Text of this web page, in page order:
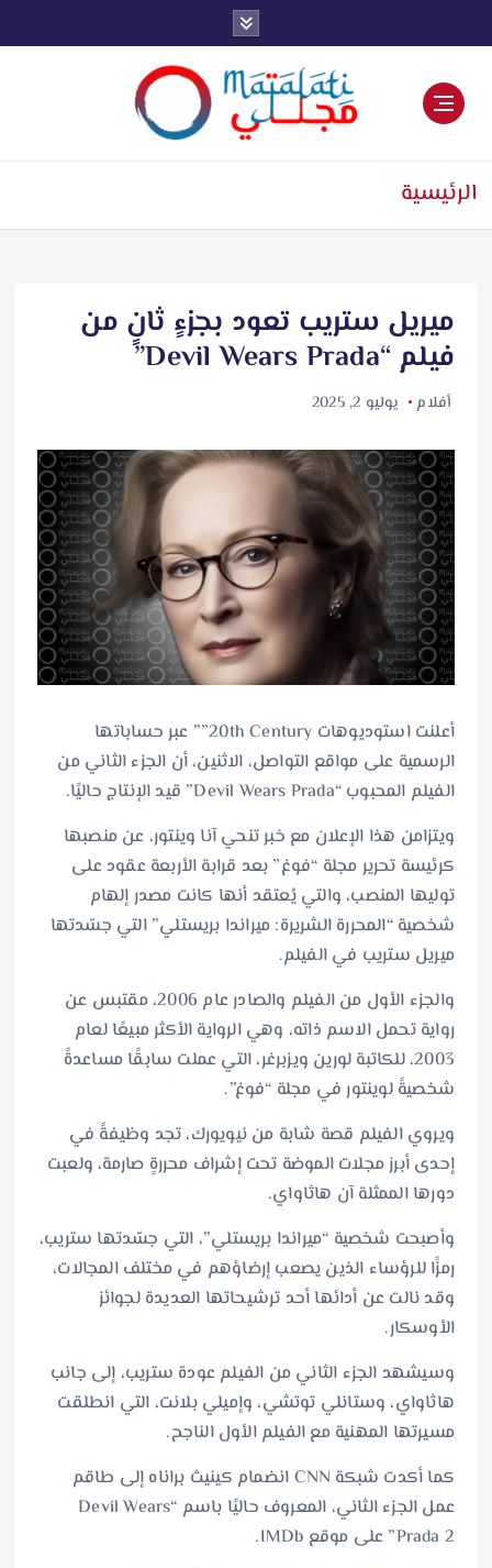
ل
الرئيسية
ميريل ستريب تعود بجزءٍ ثانٍ من
فيلم “Devil Wears Prada”
أفلام يوليو 2, 2025
أعلنت استوديوهات 20th Century”” عبر حساباتها
الرسمية على مواقع التواصل، الاثنين، أن الجزء الثاني من
الفيلم المحبوب “Devil Wears Prada” قيد الإنتاج حاليًا.
ويتزامن هذا الإعلان مع خبر تنحي آنا وينتور، عن منصبها
كرئيسة تحرير مجلة “فوغ” بعد قرابة الأربعة عقود على
توليها المنصب، والتي يُعتقد أنها كانت مصدر إلهام
شخصية “المحررة الشريرة: ميراندا بريستلي” التي جسّدتها
ميريل ستريب في الفيلم.
والجزء الأول من الفيلم والصادر عام 2006، مقتبس عن
رواية تحمل الاسم ذاته، وهي الرواية الأكثر مبيعًا لعام
2003، للكاتبة لورين ويزبرغر، التي عملت سابقًا مساعدةً
شخصيةً لوينتور في مجلة “فوغ”.
ويروي الفيلم قصة شابة من نيويورك، تجد وظيفةً في
إحدى أبرز مجلات الموضة تحت إشراف محررةٍ صارمة، ولعبت
دورها الممثلة آن هاثاواي.
وأصبحت شخصية “ميراندا بريستلي”، التي جسّدتها ستريب،
رمزًا للرؤساء الذين يصعب إرضاؤهم في مختلف المجالات،
وقد نالت عن أدائها أحد ترشيحاتها العديدة لجوائز
الأوسكار.
وسيشهد الجزء الثاني من الفيلم عودة ستريب، إلى جانب
هاثاواي، وستانلي توتشي، وإميلي بلانت، التي انطلقت
مسيرتها المهنية مع الفيلم الأول الناجح.
كما أكدت شبكة CNN انضمام كينيث براناه إلى طاقم
عمل الجزء الثاني، المعروف حاليًا باسم “Devil Wears
Prada 2” على موقع IMDb.